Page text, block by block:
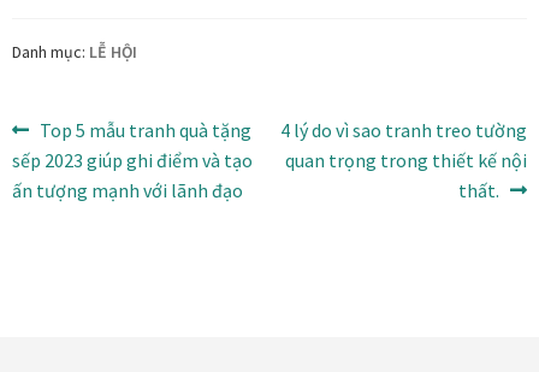
Tranh trang trí văn phòng
Danh mục: LỄ HỘI
Điều
hướng
Bài
trước:
Top 5 mẫu tranh quà tặng
sếp 2023 giúp ghi điểm và tạo
ấn tượng mạnh với lãnh đạo
Bài
tiếp
4 lý do vì sao tranh treo tường
quan trọng trong thiết kế nội
thất.